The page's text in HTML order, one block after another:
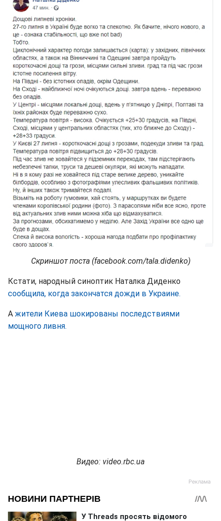
Скриншот поста (facebook.com/tala.didenko)
Кстати, народный синоптик Наталка Диденко
сообщила, когда закончатся дожди в Украине.
А жители Киева шокированы последствиями
мощного ливня.
Видео: video.rbc.ua